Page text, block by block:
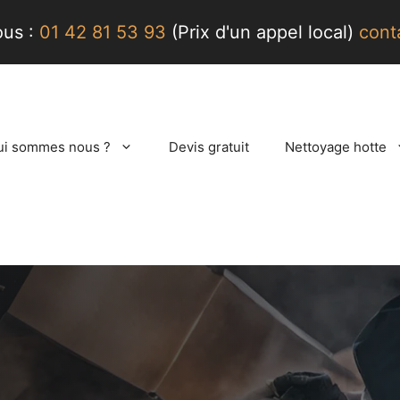
: 01 42 81 53 93 (Prix d'un appel local)
sommes nous ? Devis gratuit Nettoyage hotte